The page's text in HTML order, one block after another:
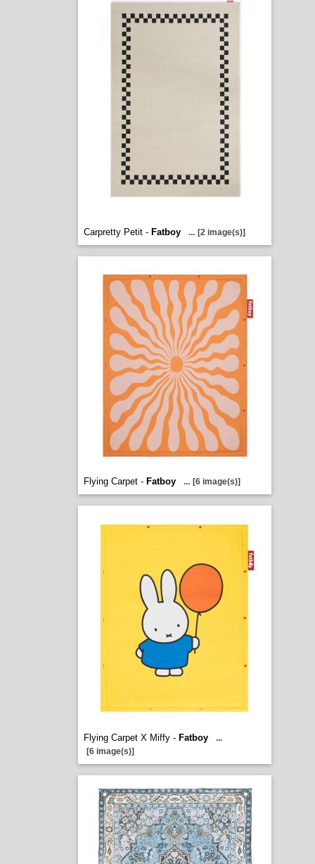
Carpretty Petit - Fatboy ... [2 image(s)]
Flying Carpet - Fatboy ... [6 image(s)]
Flying Carpet X Miffy - Fatboy
...
[6 image(s)]